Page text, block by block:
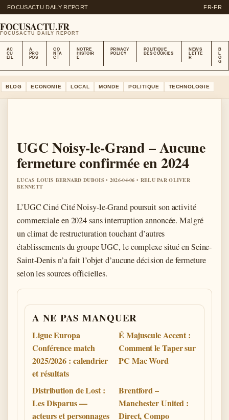
FOCUSACTU DAILY REPORT FR-FR
FOCUSACTU.FR
FOCUSACTU DAILY REPORT
AC
CU
EIL
A
PRO
POS
CO
NTA
CT
NOTRE
HISTOIR
E
PRIVACY
POLICY
POLITIQUE
DES COOKIES
NEWS
LETTE
R
B
L
O
G
BLOG ECONOMIE LOCAL MONDE POLITIQUE TECHNOLOGIE
UGC Noisy-le-Grand – Aucune
fermeture confirmée en 2024
LUCAS LOUIS BERNARD DUBOIS • 2026-04-06 • RELU PAR OLIVER
BENNETT
L’UGC Ciné Cité Noisy-le-Grand poursuit son activité
commerciale en 2024 sans interruption annoncée. Malgré
un climat de restructuration touchant d’autres
établissements du groupe UGC, le complexe situé en Seine-
Saint-Denis n’a fait l’objet d’aucune décision de fermeture
selon les sources officielles.
A NE PAS MANQUER
Ligue Europa
Conférence match
2025/2026 : calendrier
et résultats
É Majuscule Accent :
Comment le Taper sur
PC Mac Word
Distribution de Lost :
Les Disparus —
acteurs et personnages
Brentford –
Manchester United :
Direct, Compo